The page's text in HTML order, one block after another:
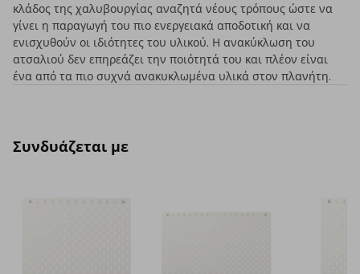
κλάδος της χαλυβουργίας αναζητά νέους τρόπους ώστε να
γίνει η παραγωγή του πιο ενεργειακά αποδοτική και να
ενισχυθούν οι ιδιότητες του υλικού. Η ανακύκλωση του
ατσαλιού δεν επηρεάζει την ποιότητά του και πλέον είναι
ένα από τα πιο συχνά ανακυκλωμένα υλικά στον πλανήτη.
Συνδυάζεται με